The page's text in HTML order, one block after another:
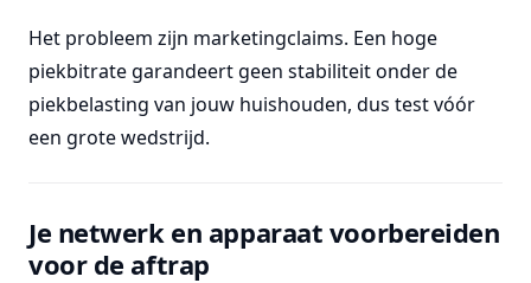
Het probleem zijn marketingclaims. Een hoge
piekbitrate garandeert geen stabiliteit onder de
piekbelasting van jouw huishouden, dus test vóór
een grote wedstrijd.
Je netwerk en apparaat voorbereiden
voor de aftrap